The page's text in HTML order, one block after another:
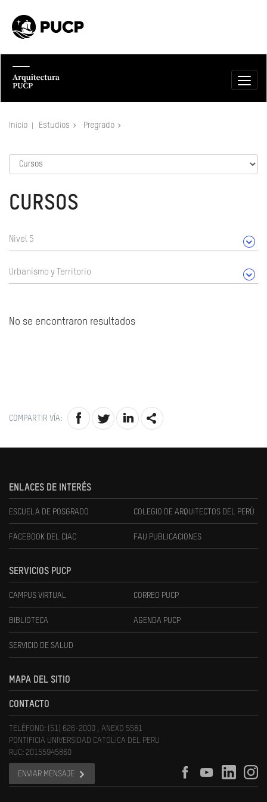
Inicio Estudios Pregrado
CURSOS
Nivel 5
Urbanismo y Territorio
No se encontraron resultados
COMPARTIR VÍA:
ENLACES DE INTERÉS
ESCUELA DE POSGRADO COLEGIO DE ARQUITECTOS DEL PERÚ
FACEBOOK DEL CIAC FAU PUBLICACIONES
SERVICIOS PUCP
CAMPUS VIRTUAL CORREO PUCP
BIBLIOTECA AGENDA PUCP
SERVICIO DE SALUD
MAPA DEL SITIO
CONTACTO
TELÉFONO: (51) 626-2000 , ANEXO 5581
PONTIFICIA UNIVERSIDAD CATOLICA DEL PERU
RUC: 20155945860
ENVIAR MENSAJE